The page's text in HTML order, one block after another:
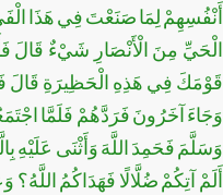
أَنْفُسِهِمْ لِمَا صَنَعْتَ فِي هَذَا
الْحَيِّ مِنَ الْأَنْصَارِ شَيْءٌ قَالَ
قَوْمَكَ فِي هَذِهِ الْحَظِيرَةِ قَالَ
وَجَاءَ آخَرُونَ فَرَدَّهُمْ فَلَمَّا
وَسَلَّمَ فَحَمِدَ اللَّهَ وَأَثْنَى عَلَيْهِ
أَلَمْ آتِكُمْ ضُلَّالًا فَهَدَاكُمُ